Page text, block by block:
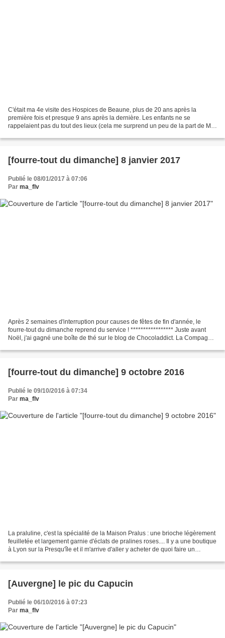
C'était ma 4e visite des Hospices de Beaune, plus de 20 ans après la
première fois et presque 9 ans après la dernière. Les enfants ne se
rappelaient pas du tout des lieux (cela me surprend un peu de la part de Mr
[fourre-tout du dimanche] 8 janvier 2017
Publié le 08/01/2017 à 07:06
Par ma_flv
Après 2 semaines d'interruption pour causes de fêtes de fin d'année, le
fourre-tout du dimanche reprend du service ! ***************** Juste avant
Noël, j'ai gagné une boîte de thé sur le blog de Chocoladdict. La Compagnie
[fourre-tout du dimanche] 9 octobre 2016
Publié le 09/10/2016 à 07:34
Par ma_flv
La praluline, c'est la spécialité de la Maison Pralus : une brioche légèrement
feuilletée et largement garnie d'éclats de pralines roses.... Il y a une boutique
à Lyon sur la Presqu'île et il m'arrive d'aller y acheter de quoi faire un
[Auvergne] le pic du Capucin
Publié le 06/10/2016 à 07:23
Par ma_flv